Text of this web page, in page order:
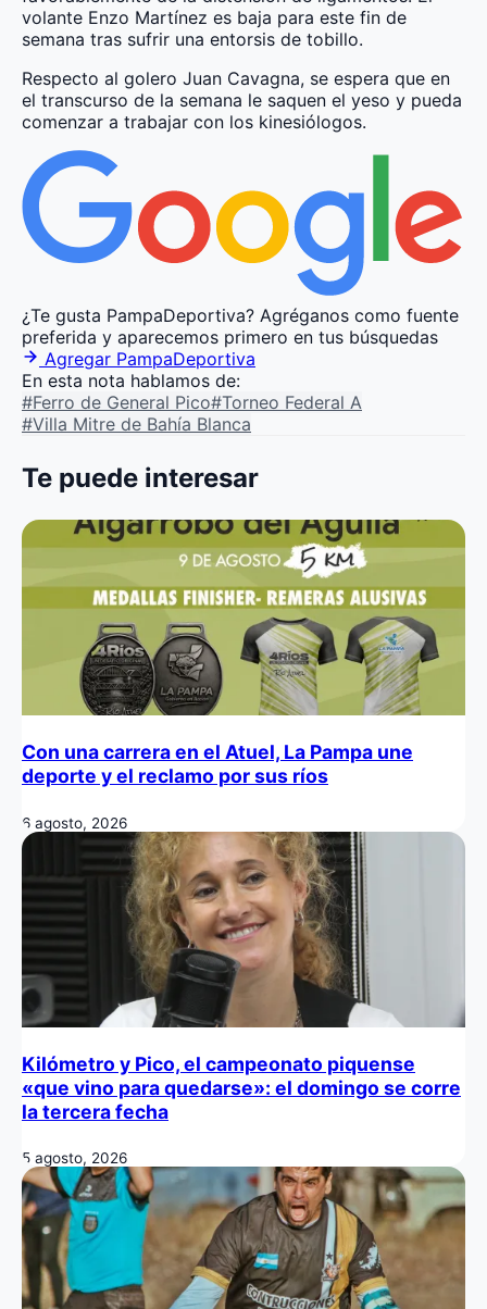
volante Enzo Martínez es baja para este fin de
semana tras sufrir una entorsis de tobillo.
Respecto al golero Juan Cavagna, se espera que en
el transcurso de la semana le saquen el yeso y pueda
comenzar a trabajar con los kinesiólogos.
¿Te gusta PampaDeportiva? Agréganos como fuente
preferida y aparecemos primero en tus búsquedas
Agregar PampaDeportiva
En esta nota hablamos de:
#Ferro de General Pico#Torneo Federal A
#Villa Mitre de Bahía Blanca
Te puede interesar
Con una carrera en el Atuel, La Pampa une
deporte y el reclamo por sus ríos
6 agosto, 2026
Kilómetro y Pico, el campeonato piquense
«que vino para quedarse»: el domingo se corre
la tercera fecha
5 agosto, 2026